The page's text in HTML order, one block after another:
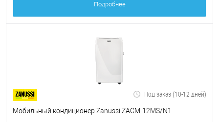
Подробнее
Под заказ (10-12 дней)
Мобильный кондиционер Zanussi ZACM-12MS/N1